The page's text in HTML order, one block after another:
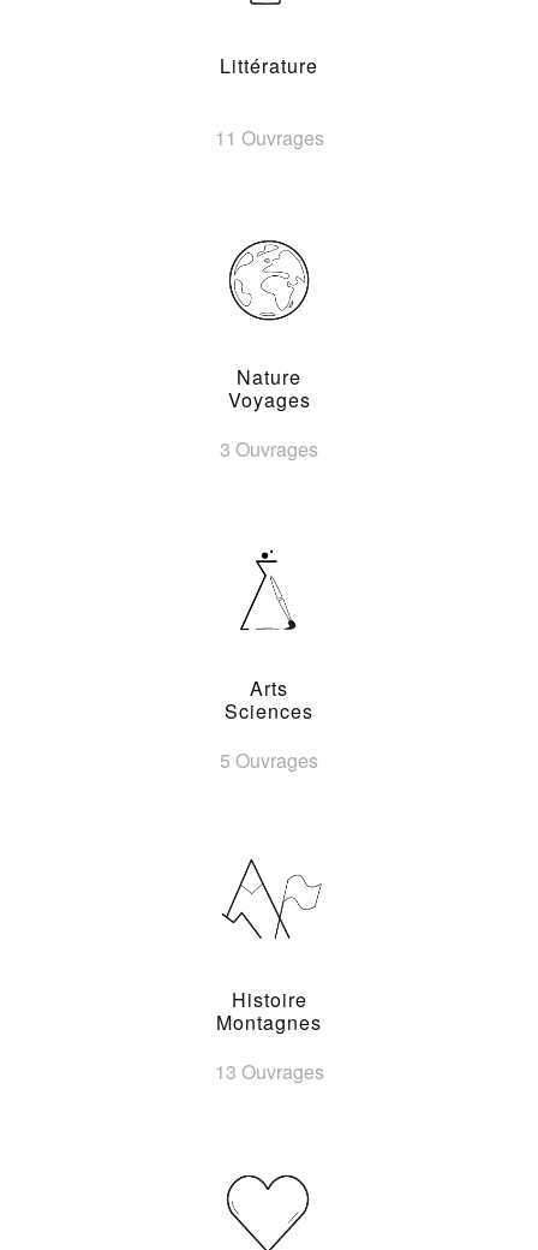
Littérature
11 Ouvrages
Nature
Voyages
3 Ouvrages
Arts
Sciences
5 Ouvrages
Histoire
Montagnes
13 Ouvrages